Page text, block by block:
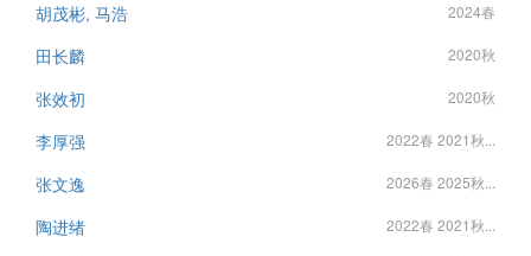
胡茂彬, 马浩 2024春
田长麟 2020秋
张效初 2020秋
李厚强 2022春 2021秋...
张文逸 2026春 2025秋...
陶进绪 2022春 2021秋...